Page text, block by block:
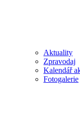
Aktuality
Zpravodaj
Kalendář
Fotogalerie